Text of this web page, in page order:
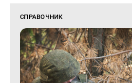
СПРАВОЧНИК